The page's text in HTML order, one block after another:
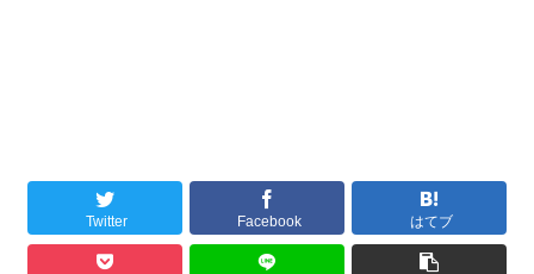
Twitter Facebook はてブ